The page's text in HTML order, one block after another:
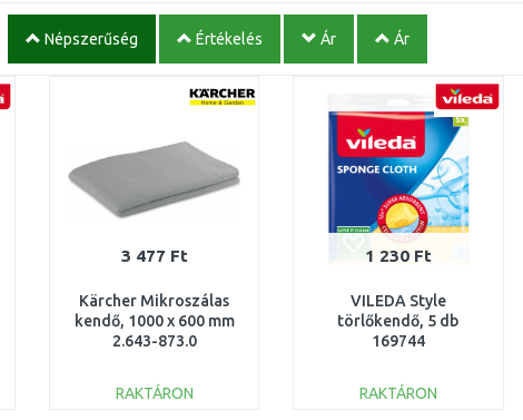
Népszerűség Értékelés Ár Ár
3 477 Ft
Kärcher Mikroszálas
kendő, 1000 x 600 mm
2.643-873.0
RAKTÁRON
1 230 Ft
VILEDA Style
törlőkendő, 5 db
169744
RAKTÁRON